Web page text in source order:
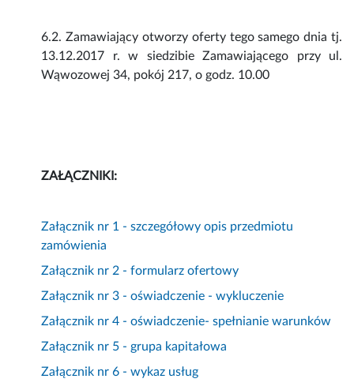
6.2. Zamawiający otworzy oferty tego samego dnia tj.
13.12.2017 r. w siedzibie Zamawiającego przy ul.
Wąwozowej 34, pokój 217, o godz. 10.00
ZAŁĄCZNIKI:
Załącznik nr 1 - szczegółowy opis przedmiotu
zamówienia
Załącznik nr 2 - formularz ofertowy
Załącznik nr 3 - oświadczenie - wykluczenie
Załącznik nr 4 - oświadczenie- spełnianie warunków
Załącznik nr 5 - grupa kapitałowa
Załącznik nr 6 - wykaz usług